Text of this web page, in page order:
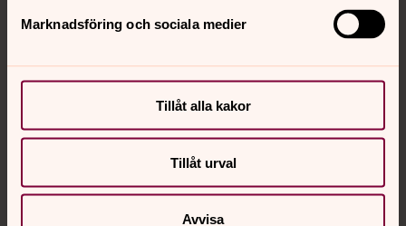
Marknadsföring och sociala medier
Tillåt alla kakor
Tillåt urval
Avvisa
Hitta snabbt
Sociala kanaler